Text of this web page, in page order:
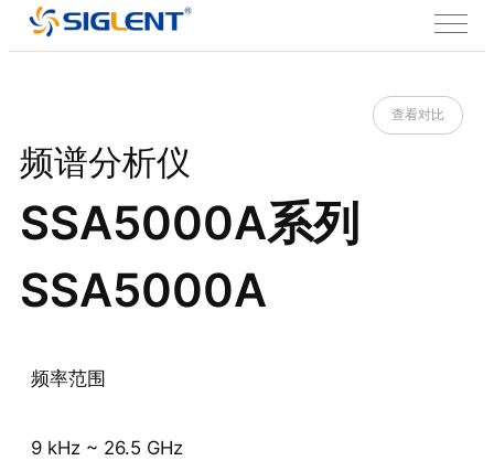
查看对比
频谱分析仪
SSA5000A系列
SSA5000A
频率范围
9 kHz ~ 26.5 GHz